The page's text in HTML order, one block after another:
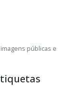
públicas e